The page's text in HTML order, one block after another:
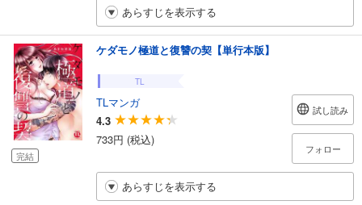
あらすじを表示する
完結
ケダモノ極道と復讐の契【単行本版】
TL
TLマンガ
4.3
733円 (税込)
試し読み
フォロー
あらすじを表示する